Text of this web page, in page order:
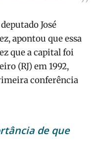
José
apontou que essa
que a capital foi
(RJ) em 1992,
conferência
de que